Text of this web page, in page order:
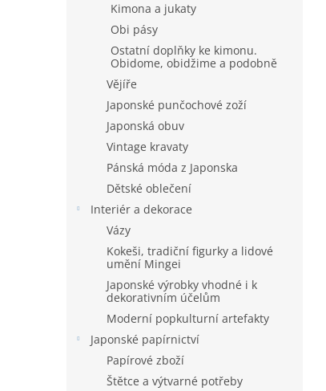
Kimona a jukaty
Obi pásy
Ostatní doplňky ke kimonu.
Obidome, obidžime a podobně
Vějíře
Japonské punčochové zoží
Japonská obuv
Vintage kravaty
Pánská móda z Japonska
Dětské oblečení
Interiér a dekorace
Vázy
Kokeši, tradiční figurky a lidové
umění Mingei
Japonské výrobky vhodné i k
dekorativním účelům
Moderní popkulturní artefakty
Japonské papírnictví
Papírové zboží
Štětce a výtvarné potřeby